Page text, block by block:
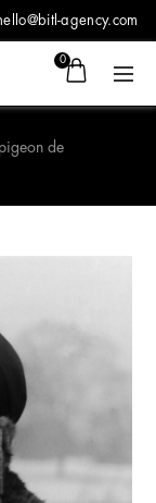
agency.com
0
pigeon de